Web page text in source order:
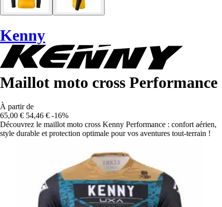
Kenny
Maillot moto cross Performance
À partir de
65,00 € 54,46 € -16%
Découvrez le maillot moto cross Kenny Performance : confort aérien,
style durable et protection optimale pour vos aventures tout-terrain !